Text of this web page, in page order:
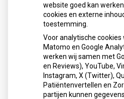
Herhaalrecepten
Patiëntenomgeving
website goed kan
cookies en externe
toestemming.
Voor analytische
Matomo en Google
werken wij samen met
en Reviews), YouTube,
Instagram, X (Twitter),
Patiëntenvertellen en
partijen kunnen